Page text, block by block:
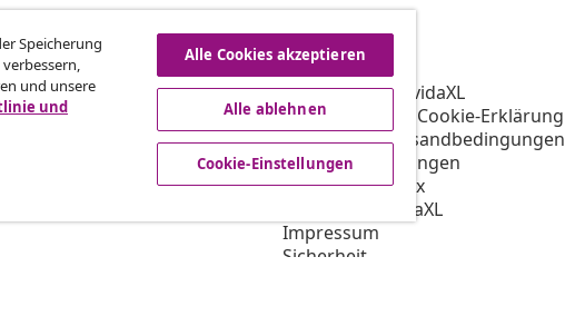
für vidaXL
Kooperation
vidaXL
Über vidaXL
AGB Verkäufer vidaXL
Datenschutz- & Cookie-Erklärung
Priorisierte Versandbedingungen
Cookie-Einstellungen
Verhaltenskodex
Arbeiten bei vidaXL
Impressum
Sicherheit
Speicherung
und unsere
und
Alle Cookies akzeptieren
Alle ablehnen
Cookie-Einstellungen